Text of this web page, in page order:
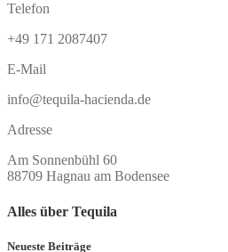
Telefon
+49 171 2087407
E-Mail
info@tequila-hacienda.de
Adresse
Am Sonnenbühl 60
88709 Hagnau am Bodensee
Alles über Tequila
Neueste Beiträge